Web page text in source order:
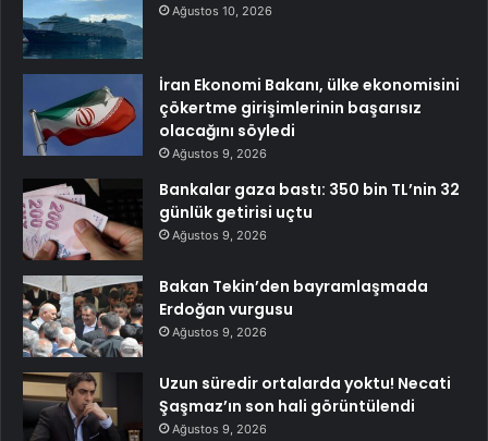
Ağustos 10, 2026
İran Ekonomi Bakanı, ülke ekonomisini
çökertme girişimlerinin başarısız
olacağını söyledi
Ağustos 9, 2026
Bankalar gaza bastı: 350 bin TL’nin 32
günlük getirisi uçtu
Ağustos 9, 2026
Bakan Tekin’den bayramlaşmada
Erdoğan vurgusu
Ağustos 9, 2026
Uzun süredir ortalarda yoktu! Necati
Şaşmaz’ın son hali görüntülendi
Ağustos 9, 2026